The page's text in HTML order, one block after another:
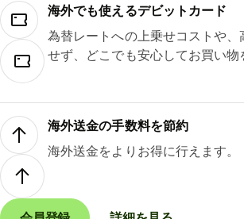
海外でも使えるデビットカード
為替レートへの上乗せコストや、
せず、どこでも安心してお買い物
海外送金の手数料を節約
海外送金をよりお得に行えます。